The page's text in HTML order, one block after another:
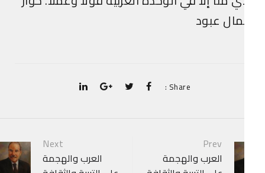
Share :
Prev
العرب والهجمة
العرب والهجمة